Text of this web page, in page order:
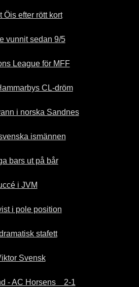
Öis efter rött kort
vunnit sedan 9/5
League för MFF
CL-dröm
i norska Sandnes
ismännen
bars ut på bår
i JVM
i pole position
stafett
Svensk
- AC Horsens    2-1